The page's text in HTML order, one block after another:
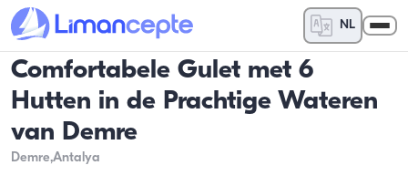
NL
Comfortabele Gulet met 6
Hutten in de Prachtige Wateren
van Demre
Demre,Antalya